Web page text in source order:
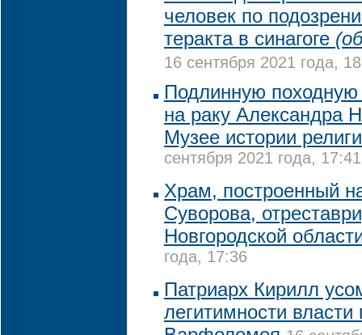
человек по
теракта в синагоге
16 сентября 2021 года,
Подлинную
на раку Александра
Музее истории
сентября 2021 года, 17:41
Храм, построенный
Суворова,
Новгородской
года, 17:36
Патриарх Кирилл
легитимности власти